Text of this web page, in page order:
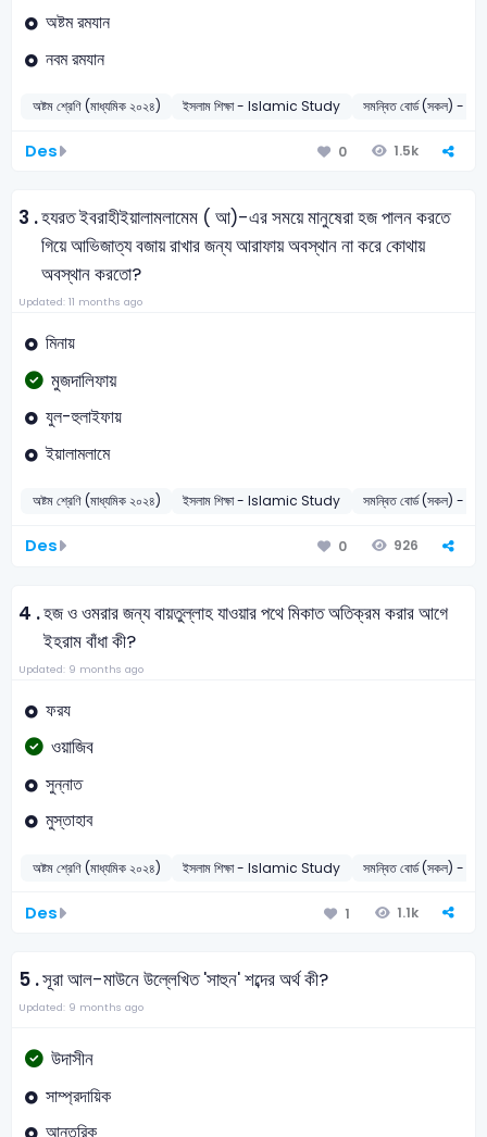
অষ্টম রমযান
নবম রমযান
অষ্টম শ্রেণি (মাধ্যমিক ২০২৪) ইসলাম শিক্ষা - Islamic Study সমন্বিত বোর্ড (সকল) -
Des 0 1.5k
3 .হযরত ইবরাহীইয়ালামলামেম ( আ)-এর সময়ে মানুষেরা হজ পালন করতে
গিয়ে আভিজাত্য বজায় রাখার জন্য আরাফায় অবস্থান না করে কোথায়
অবস্থান করতো?
Updated: 11 months ago
মিনায়
মুজদালিফায়
যুল-হুলাইফায়
ইয়ালামলামে
অষ্টম শ্রেণি (মাধ্যমিক ২০২৪) ইসলাম শিক্ষা - Islamic Study সমন্বিত বোর্ড (সকল) -
Des 0 926
4 .হজ ও ওমরার জন্য বায়তুল্লাহ যাওয়ার পথে মিকাত অতিক্রম করার আগে
ইহরাম বাঁধা কী?
Updated: 9 months ago
ফরয
ওয়াজিব
সুন্নাত
মুস্তাহাব
অষ্টম শ্রেণি (মাধ্যমিক ২০২৪) ইসলাম শিক্ষা - Islamic Study সমন্বিত বোর্ড (সকল) -
Des 1 1.1k
5 .সূরা আল-মাউনে উল্লেখিত 'সাহুন' শব্দের অর্থ কী?
Updated: 9 months ago
উদাসীন
সাম্প্রদায়িক